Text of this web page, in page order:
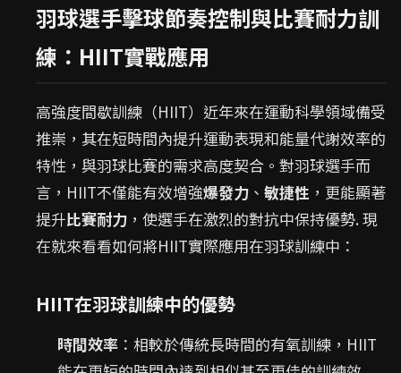
羽球選手擊球節奏控制與比賽耐力訓
練：HIIT實戰應用
高強度間歇訓練（HIIT）近年來在運動科學領域備受
推崇，其在短時間內提升運動表現和能量代謝效率的
特性，與羽球比賽的需求高度契合。對羽球選手而
言，HIIT不僅能有效增強爆發力 、 敏捷性 ，更能顯著
提升比賽耐力 ，使選手在激烈的對抗中保持優勢. 現
在就來看看如何將HIIT實際應用在羽球訓練中：
HIIT在羽球訓練中的優勢
時間效率 ：相較於傳統長時間的有氧訓練，HIIT